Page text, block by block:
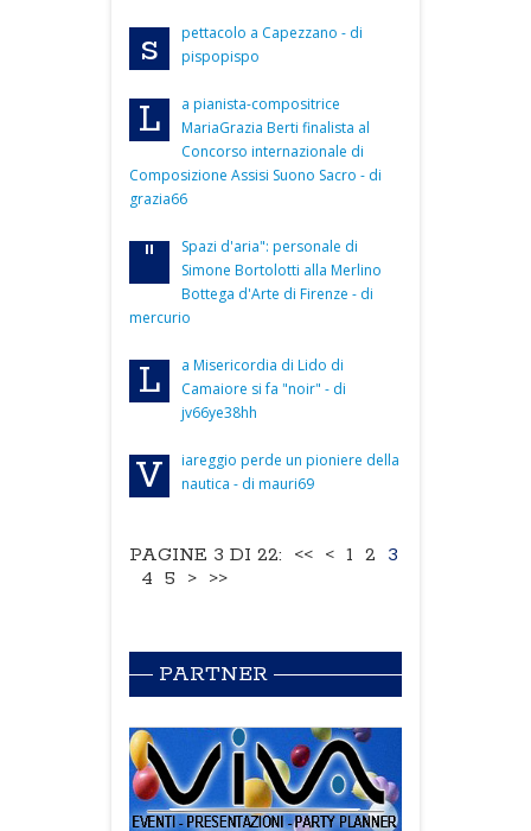
s
pettacolo a Capezzano - di
pispopispo
L
a pianista-compositrice
MariaGrazia Berti finalista al
Concorso internazionale di
Composizione Assisi Suono Sacro - di
grazia66
"
Spazi d'aria": personale di
Simone Bortolotti alla Merlino
Bottega d'Arte di Firenze - di
mercurio
L
a Misericordia di Lido di
Camaiore si fa "noir" - di
jv66ye38hh
V
iareggio perde un pioniere della
nautica - di mauri69
PAGINE 3 DI 22: << < 1 2 3
4 5 > >>
PARTNER